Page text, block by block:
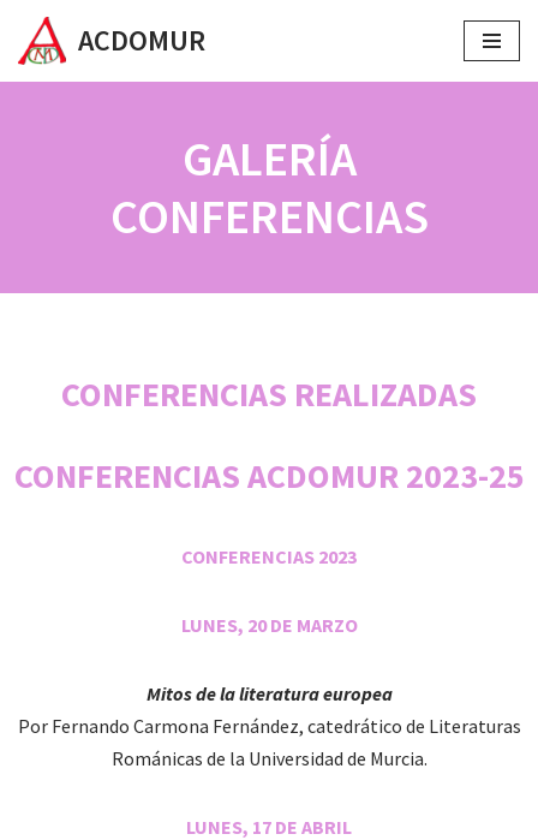
Saltar
ACDOMUR
GALERÍA
CONFERENCIAS
CONFERENCIAS REALIZADAS
CONFERENCIAS ACDOMUR 2023-25
CONFERENCIAS 2023
LUNES, 20 DE MARZO
Mitos de la literatura europea
Por Fernando Carmona Fernández, catedrático de Literaturas
Románicas de la Universidad de Murcia.
LUNES, 17 DE ABRIL